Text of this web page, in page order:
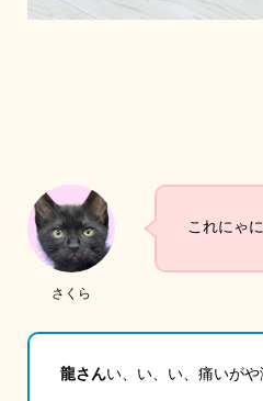
さくら
これにゃ
龍さんい、い、い、痛いがや